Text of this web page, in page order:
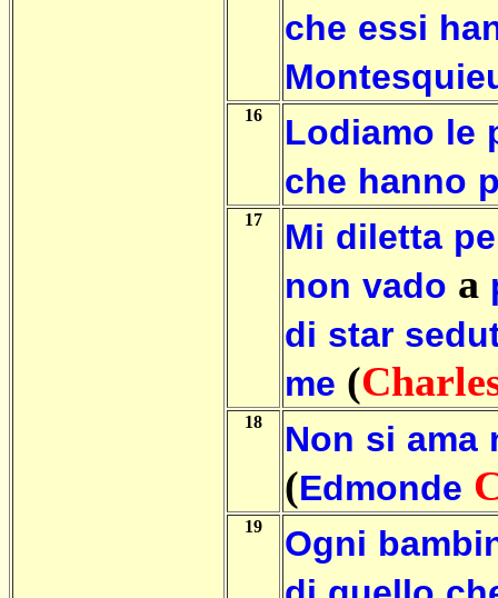
che essi
16 Lodiamo le
che hanno
17 Mi diletta
non vado a
di star
me (
18 Non si ama
(Edmonde
19 Ogni